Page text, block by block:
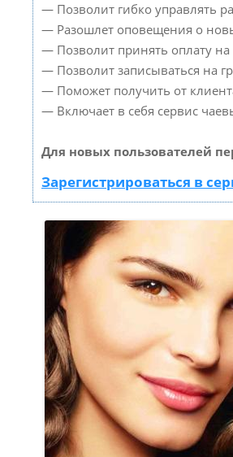
— Позволит гибко управлять
— Разошлет оповещения о
— Позволит принять оплату на
— Позволит записываться на
— Поможет получить от
— Включает в себя сервис
Для новых пользователей
Зарегистрироваться в